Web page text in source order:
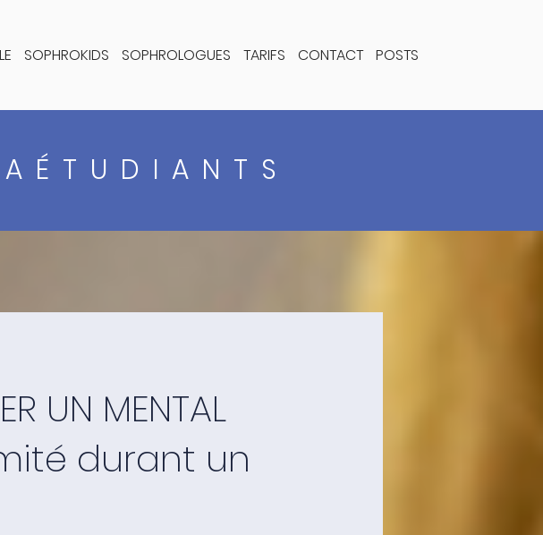
SOPHROKIDS SOPHROLOGUES TARIFS CONTACT POSTS
UN MENTAL
durant un